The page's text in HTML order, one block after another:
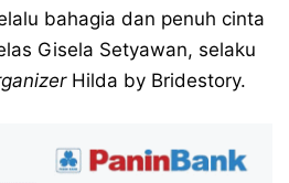
bahagia dan penuh cinta
Gisela Setyawan, selaku
Hilda by Bridestory.